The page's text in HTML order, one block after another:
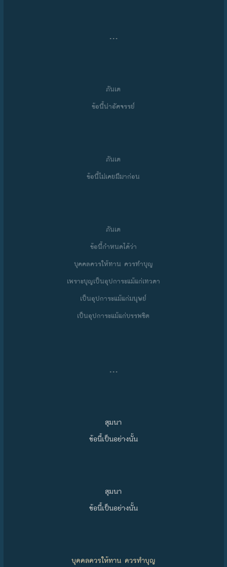
…
ภันเต
ข้อนี้น่าอัศจรรย์
ภันเต
ข้อนี้ไม่เคยมีมาก่อน
ภันเต
ข้อนี้กำหนดได้ว่า
บุคคลควรให้ทาน ควรทำบุญ
เพราะบุญเป็นอุปการะแม้แก่เทวดา
เป็นอุปการะแม้แก่มนุษย์
เป็นอุปการะแม้แก่บรรพชิต
…
สุมนา
ข้อนี้เป็นอย่างนั้น
สุมนา
ข้อนี้เป็นอย่างนั้น
บุคคลควรให้ทาน ควรทำบุญ